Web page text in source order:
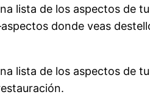
lista de los aspectos de
donde veas
lista de los aspectos de